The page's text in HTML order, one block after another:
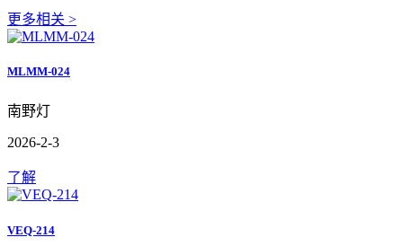
更多相关 >
MLMM-024
南野灯
2026-2-3
了解
VEQ-214